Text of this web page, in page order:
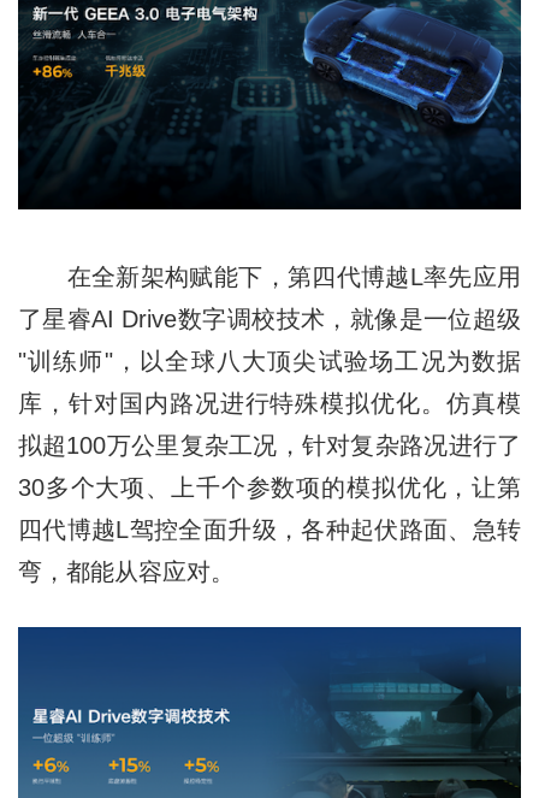
在全新架构赋能下，第四代博越L率先应用
了星睿AI Drive数字调校技术，就像是一位超级
"训练师"，以全球八大顶尖试验场工况为数据
库，针对国内路况进行特殊模拟优化。仿真模
拟超100万公里复杂工况，针对复杂路况进行了
30多个大项、上千个参数项的模拟优化，让第
四代博越L驾控全面升级，各种起伏路面、急转
弯，都能从容应对。